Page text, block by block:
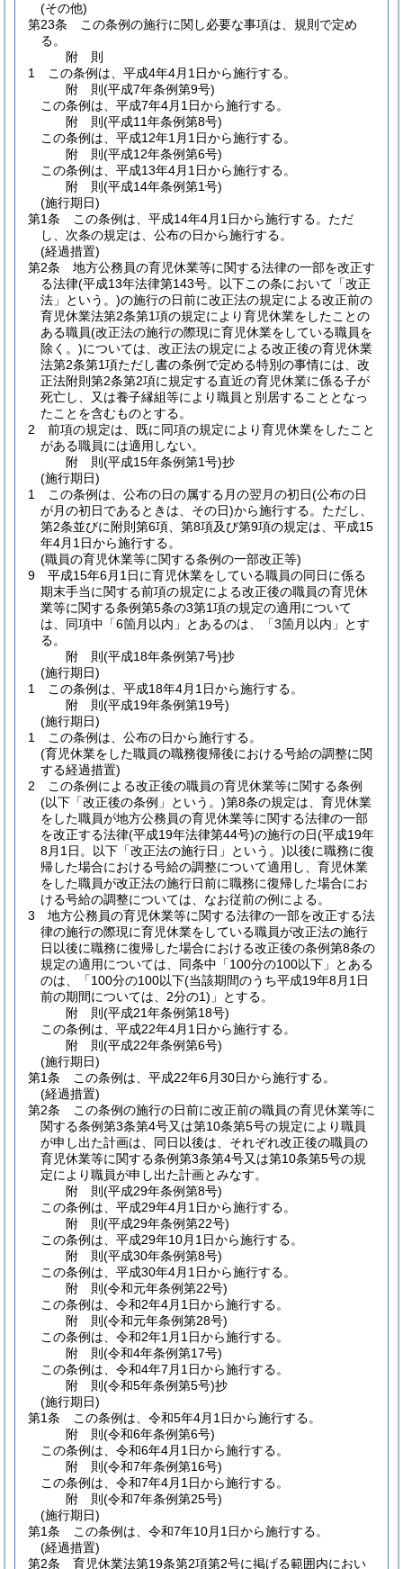
(その他)
第23条
この条例の施行に関し必要な事項は、規則で定め
る。
附 則
1
この条例は、平成4年4月1日から施行する。
附 則(平成7年条例第9号)
この条例は、平成7年4月1日から施行する。
附 則(平成11年条例第8号)
この条例は、平成12年1月1日から施行する。
附 則(平成12年条例第6号)
この条例は、平成13年4月1日から施行する。
附 則(平成14年条例第1号)
(施行期日)
第1条
この条例は、平成14年4月1日から施行する。 ただ
し、次条の規定は、公布の日から施行する。
(経過措置)
第2条
地方公務員の育児休業等に関する法律の一部を改正す
る法律(平成13年法律第143号。以下この条において「改正
法」という。)の施行の日前に改正法の規定による改正前の
育児休業法第2条第1項の規定により育児休業をしたことの
ある職員(改正法の施行の際現に育児休業をしている職員を
除く。)については、改正法の規定による改正後の育児休業
法第2条第1項ただし書の条例で定める特別の事情には、改
正法附則第2条第2項に規定する直近の育児休業に係る子が
死亡し、又は養子縁組等により職員と別居することとなっ
たことを含むものとする。
2
前項の規定は、既に同項の規定により育児休業をしたこと
がある職員には適用しない。
附 則(平成15年条例第1号)抄
(施行期日)
1
この条例は、公布の日の属する月の翌月の初日(公布の日
が月の初日であるときは、その日)から施行する。 ただし、
第2条並びに附則第6項、第8項及び第9項の規定は、平成15
年4月1日から施行する。
(職員の育児休業等に関する条例の一部改正等)
9
平成15年6月1日に育児休業をしている職員の同日に係る
期末手当に関する前項の規定による改正後の職員の育児休
業等に関する条例第5条の3第1項の規定の適用について
は、同項中「6箇月以内」とあるのは、「3箇月以内」とす
る。
附 則(平成18年条例第7号)抄
(施行期日)
1
この条例は、平成18年4月1日から施行する。
附 則(平成19年条例第19号)
(施行期日)
1
この条例は、公布の日から施行する。
(育児休業をした職員の職務復帰後における号給の調整に関
する経過措置)
2
この条例による改正後の職員の育児休業等に関する条例
(以下「改正後の条例」という。)第8条の規定は、育児休業
をした職員が地方公務員の育児休業等に関する法律の一部
を改正する法律(平成19年法律第44号)の施行の日(平成19年
8月1日。以下「改正法の施行日」という。)以後に職務に復
帰した場合における号給の調整について適用し、育児休業
をした職員が改正法の施行日前に職務に復帰した場合にお
ける号給の調整については、なお従前の例による。
3
地方公務員の育児休業等に関する法律の一部を改正する法
律の施行の際現に育児休業をしている職員が改正法の施行
日以後に職務に復帰した場合における改正後の条例第8条の
規定の適用については、同条中「100分の100以下」とある
のは、「100分の100以下(当該期間のうち平成19年8月1日
前の期間については、2分の1) 」とする。
附 則(平成21年条例第18号)
この条例は、平成22年4月1日から施行する。
附 則(平成22年条例第6号)
(施行期日)
第1条
この条例は、平成22年6月30日から施行する。
(経過措置)
第2条
この条例の施行の日前に改正前の職員の育児休業等に
関する条例第3条第4号又は第10条第5号の規定により職員
が申し出た計画は、同日以後は、それぞれ改正後の職員の
育児休業等に関する条例第3条第4号又は第10条第5号の規
定により職員が申し出た計画とみなす。
附 則(平成29年条例第8号)
この条例は、平成29年4月1日から施行する。
附 則(平成29年条例第22号)
この条例は、平成29年10月1日から施行する。
附 則(平成30年条例第8号)
この条例は、平成30年4月1日から施行する。
附 則(令和元年条例第22号)
この条例は、令和2年4月1日から施行する。
附 則(令和元年条例第28号)
この条例は、令和2年1月1日から施行する。
附 則(令和4年条例第17号)
この条例は、令和4年7月1日から施行する。
附 則(令和5年条例第5号)抄
(施行期日)
第1条
この条例は、令和5年4月1日から施行する。
附 則(令和6年条例第6号)
この条例は、令和6年4月1日から施行する。
附 則(令和7年条例第16号)
この条例は、令和7年4月1日から施行する。
附 則(令和7年条例第25号)
(施行期日)
第1条
この条例は、令和7年10月1日から施行する。
(経過措置)
第2条
育児休業法第19条第2項第2号に掲げる範囲内におい